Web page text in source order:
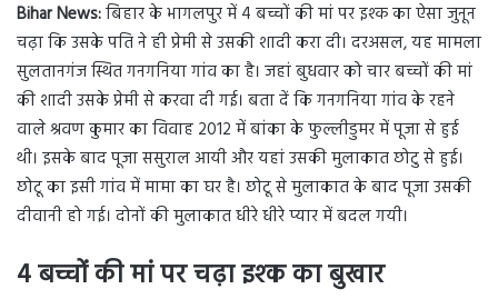
Bihar News:बिहार के भागलपुर में 4 बच्चों की मां पर इश्क का ऐसा जुनून
चढ़ा कि उसके पति ने ही प्रेमी से उसकी शादी करा दी। दरअसल, यह मामला
सुलतानगंज स्थित गनगनिया गांव का है। जहां बुधवार को चार बच्चों की मां
की शादी उसके प्रेमी से करवा दी गई। बता दें कि गनगनिया गांव के रहने
वाले श्रवण कुमार का विवाह 2012 में बांका के फुल्लीडुमर में पूजा से हुई
थी। इसके बाद पूजा ससुराल आयी और यहां उसकी मुलाकात छोटु से हुई।
छोटू का इसी गांव में मामा का घर है। छोटू से मुलाकात के बाद पूजा उसकी
दीवानी हो गई। दोनों की मुलाकात धीरे धीरे प्यार में बदल गयी।
4 बच्चों की मां पर चढ़ा इश्क का बुखार